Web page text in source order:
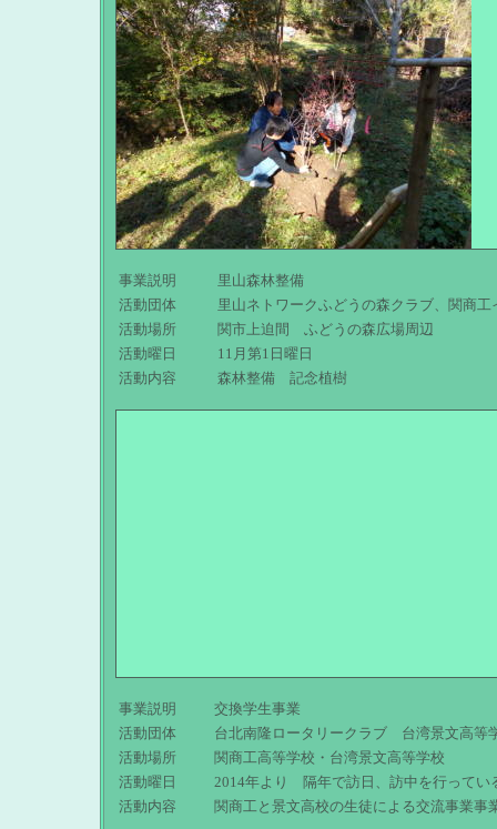
事業説明
里山森林整備
活動団体
里山ネトワークふどうの森クラブ、関商
活動場所
関市上迫間 ふどうの森広場周辺
活動曜日
11月第1日曜日
活動内容
森林整備 記念植樹
事業説明
交換学生事業
活動団体
台北南隆ロータリークラブ 台湾景文高
活動場所
関商工高等学校・台湾景文高等学校
活動曜日
2014年より 隔年で訪日、訪中を行ってい
活動内容
関商工と景文高校の生徒による交流事業事